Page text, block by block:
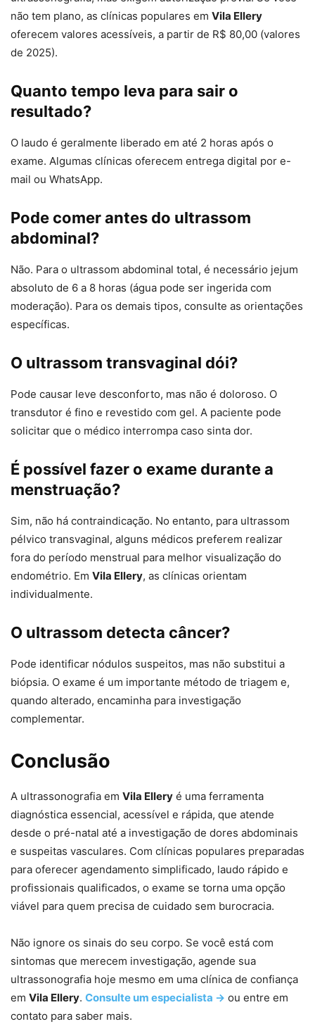
não tem plano, as clínicas populares em Vila Ellery
oferecem valores acessíveis, a partir de R$ 80,00 (valores
de 2025).
Quanto tempo leva para sair o
resultado?
O laudo é geralmente liberado em até 2 horas após o
exame. Algumas clínicas oferecem entrega digital por e-
mail ou WhatsApp.
Pode comer antes do ultrassom
abdominal?
Não. Para o ultrassom abdominal total, é necessário jejum
absoluto de 6 a 8 horas (água pode ser ingerida com
moderação). Para os demais tipos, consulte as orientações
específicas.
O ultrassom transvaginal dói?
Pode causar leve desconforto, mas não é doloroso. O
transdutor é fino e revestido com gel. A paciente pode
solicitar que o médico interrompa caso sinta dor.
É possível fazer o exame durante a
menstruação?
Sim, não há contraindicação. No entanto, para ultrassom
pélvico transvaginal, alguns médicos preferem realizar
fora do período menstrual para melhor visualização do
endométrio. Em Vila Ellery, as clínicas orientam
individualmente.
O ultrassom detecta câncer?
Pode identificar nódulos suspeitos, mas não substitui a
biópsia. O exame é um importante método de triagem e,
quando alterado, encaminha para investigação
complementar.
Conclusão
A ultrassonografia em Vila Ellery é uma ferramenta
diagnóstica essencial, acessível e rápida, que atende
desde o pré-natal até a investigação de dores abdominais
e suspeitas vasculares. Com clínicas populares preparadas
para oferecer agendamento simplificado, laudo rápido e
profissionais qualificados, o exame se torna uma opção
viável para quem precisa de cuidado sem burocracia.
Não ignore os sinais do seu corpo. Se você está com
sintomas que merecem investigação, agende sua
ultrassonografia hoje mesmo em uma clínica de confiança
em Vila Ellery. Consulte um especialista → ou entre em
contato para saber mais.